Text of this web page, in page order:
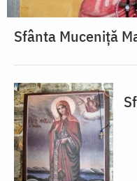
Sfânta Muceniță